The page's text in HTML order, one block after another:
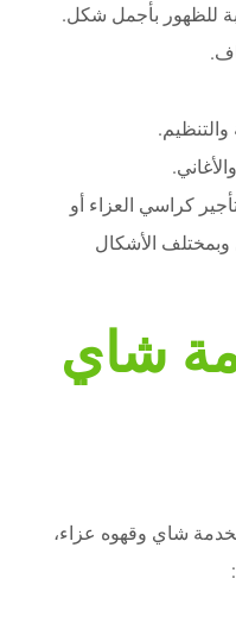
للظهور بأجمل شكل.
كراسي العزاء أو
وبمختلف الأشكال
شاي
شاي وقهوه عزاء،